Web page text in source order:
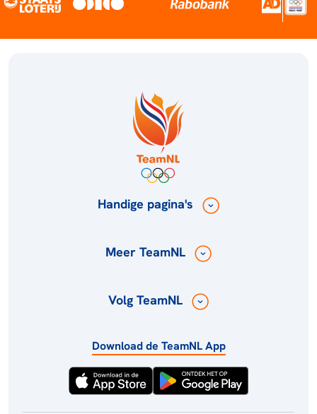
Handige pagina's
Meer TeamNL
Volg TeamNL
Download de TeamNL App